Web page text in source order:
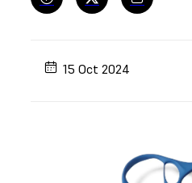
15 Oct 2024